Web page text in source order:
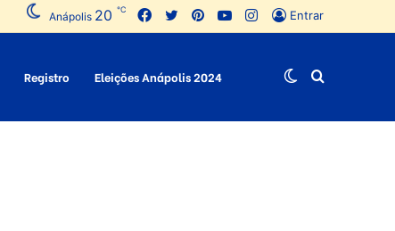
Entrar
Instagram
YouTube
Pinterest
Twitter
Facebook
Anápolis 20 ℃
Registro Eleições Anápolis 2024 Procurar
Switch